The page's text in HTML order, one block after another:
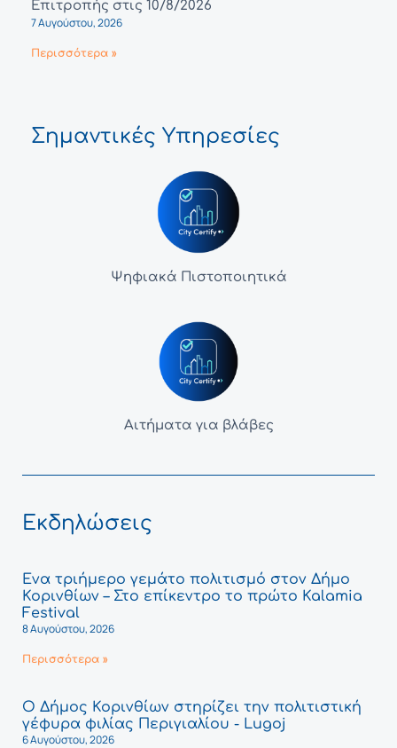
Επιτροπής στις 10/8/2026
7 Αυγούστου, 2026
Περισσότερα »
Σημαντικές Υπηρεσίες
Ψηφιακά Πιστοποιητικά
Αιτήματα για βλάβες
Εκδηλώσεις
Ένα τριήμερο γεμάτο πολιτισμό στον Δήμο
Κορινθίων – Στο επίκεντρο το πρώτο Kalamia
Festival
8 Αυγούστου, 2026
Περισσότερα »
Ο Δήμος Κορινθίων στηρίζει την πολιτιστική
γέφυρα φιλίας Περιγιαλίου - Lugoj
6 Αυγούστου, 2026